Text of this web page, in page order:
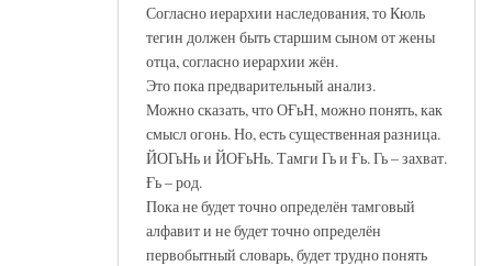
Согласно иерархии наследования, то Кюль
тегин должен быть старшим сыном от жены
отца, согласно иерархии жён.
Это пока предварительный анализ.
Можно сказать, что ОҒьН, можно понять, как
смысл огонь. Но, есть существенная разница.
ЙОГьНь и ЙОҒьНь. Тамги Гь и Ғь. Гь – захват.
Ғь – род.
Пока не будет точно определён тамговый
алфавит и не будет точно определён
первобытный словарь, будет трудно понять